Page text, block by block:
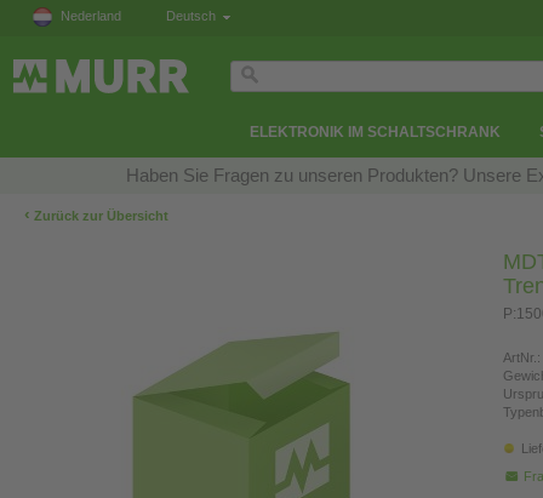
Nederland Deutsch
ELEKTRONIK IM SCHALTSCHRANK
Haben Sie Fragen zu unseren Produkten? Unsere
‹ Zurück zur Übersicht
ArtNr.: